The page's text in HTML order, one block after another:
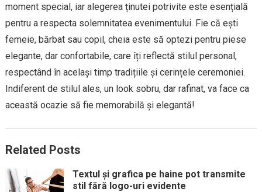
moment special, iar alegerea ținutei potrivite este esențială
pentru a respecta solemnitatea evenimentului. Fie că ești
femeie, bărbat sau copil, cheia este să optezi pentru piese
elegante, dar confortabile, care îți reflectă stilul personal,
respectând în același timp tradițiile și cerințele ceremoniei.
Indiferent de stilul ales, un look sobru, dar rafinat, va face ca
această ocazie să fie memorabilă și elegantă!
Related Posts
Textul și grafica pe haine pot transmite
stil fără logo-uri evidente